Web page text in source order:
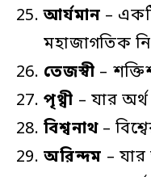
আর্যমান –
মহাজাগতিক
তেজস্বী –
পৃথ্বী – যার
বিশ্বনাথ–
অরিন্দম –